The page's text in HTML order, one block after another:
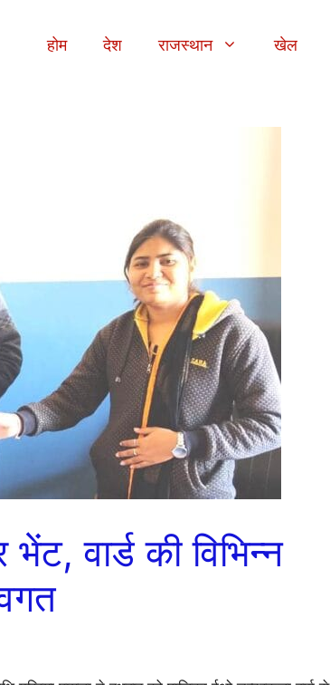
होम देश राजस्थान खेल
वार्ड की विभिन्न